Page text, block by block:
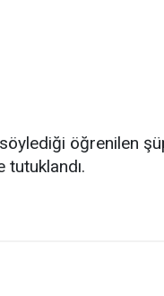
öğrenilen
tutuklandı.